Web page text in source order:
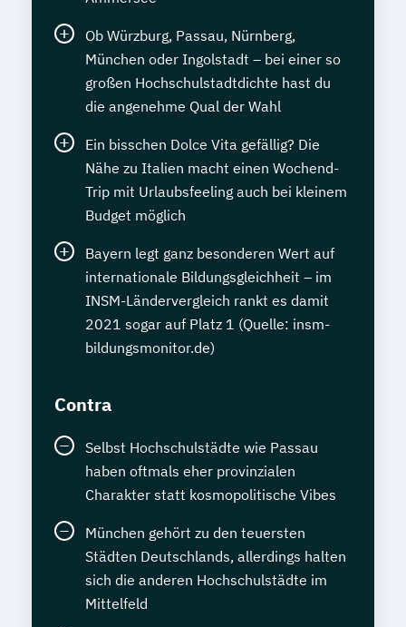
Ob Würzburg, Passau, Nürnberg,
München oder Ingolstadt – bei einer so
großen Hochschulstadtdichte hast du
die angenehme Qual der Wahl
Ein bisschen Dolce Vita gefällig? Die
Nähe zu Italien macht einen Wochend-
Trip mit Urlaubsfeeling auch bei kleinem
Budget möglich
Bayern legt ganz besonderen Wert auf
internationale Bildungsgleichheit – im
INSM-Ländervergleich rankt es damit
2021 sogar auf Platz 1 (Quelle: insm-
bildungsmonitor.de)
Contra
Selbst Hochschulstädte wie Passau
haben oftmals eher provinzialen
Charakter statt kosmopolitische Vibes
München gehört zu den teuersten
Städten Deutschlands, allerdings halten
sich die anderen Hochschulstädte im
Mittelfeld